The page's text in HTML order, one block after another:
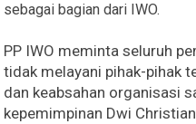
sebagai bagian dari IWO.
PP IWO meminta seluruh
tidak melayani pihak-pihak
dan keabsahan organisasi
kepemimpinan Dwi